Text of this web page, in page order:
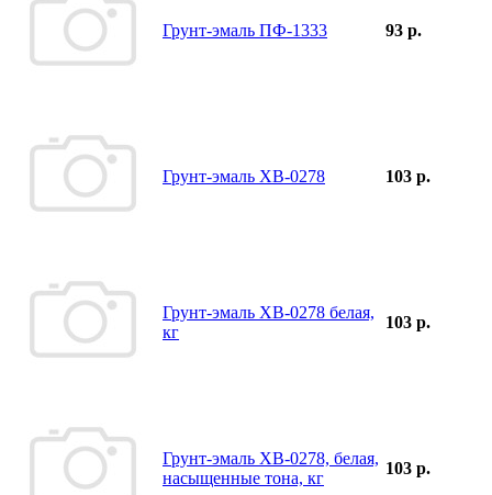
Грунт-эмаль ПФ-1333 93 р.
Грунт-эмаль ХВ-0278 103 р.
Грунт-эмаль ХВ-0278 белая,
кг
103 р.
Грунт-эмаль ХВ-0278, белая,
насыщенные тона, кг
103 р.